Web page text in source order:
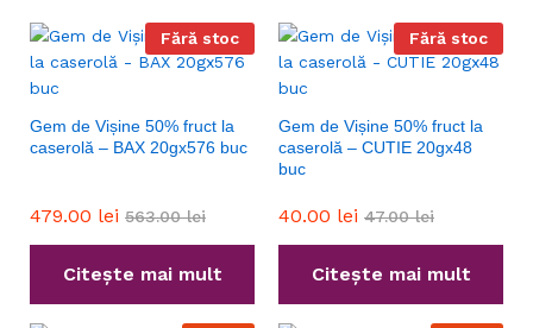
Fără stoc
Gem de Vișine 50% fruct la
caserolă – BAX 20gx576 buc
479.00 lei 563.00lei
Citește mai mult
Fără stoc
Gem de Vișine 50% fruct la
caserolă – CUTIE 20gx48
buc
40.00 lei 47.00lei
Citește mai mult